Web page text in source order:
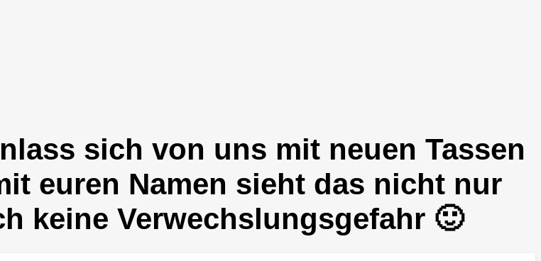
sich von uns mit neuen Tassen
euren Namen sieht das nicht nur
keine Verwechslungsgefahr 🙂